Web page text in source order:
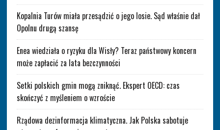
Kopalnia Turów miała przesądzić o jego losie. Sąd właśnie dał
Opolnu drugą szansę
Enea wiedziała o ryzyku dla Wisły? Teraz państwowy koncern
może zapłacić za lata bezczynności
Setki polskich gmin mogą zniknąć. Ekspert OECD: czas
skończyć z myśleniem o wzroście
Rządowa dezinformacja klimatyczna. Jak Polska sabotuje